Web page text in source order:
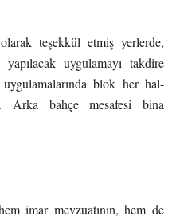
teşekkül etmiş yerlerde,
uygulamayı takdire
blok her hal-
bahçe mesafesi bina
imar mevzuatının, hem de